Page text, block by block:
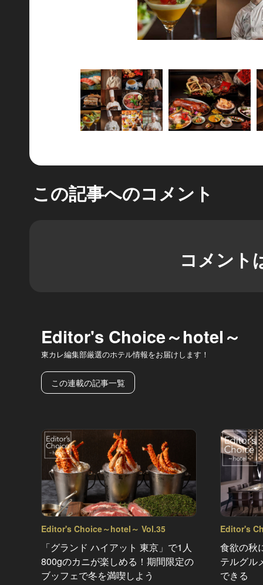
この記事へのコメント
コメント
Editor's Choice～hotel～
東カレ編集部厳選のホテル情報をお届けします！
この連載の記事一覧
Editor's Choice～hotel～ Vol.35
「グランド ハイアット 東京」で1人
800gのカニが楽しめる！期間限定の
ブッフェで冬を満喫しよう
Editor's
食欲の秋
テルグル
できる